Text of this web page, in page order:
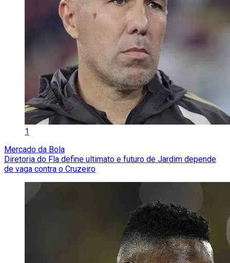
1
Mercado da Bola
Diretoria do Fla define ultimato e futuro de Jardim depende
de vaga contra o Cruzeiro